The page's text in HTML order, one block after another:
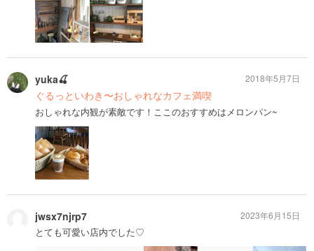
yuka🍒
ぐるっといわき〜おしゃれなカフェ満喫
おしゃれな内観が素敵です！ここのおすすめはメロンパン~
2018年5月7日
jwsx7njrp7
とても可愛い店内でした♡
2023年6月15日